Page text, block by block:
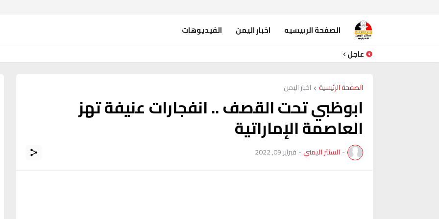
الصفحة الرىيسيه اخبار اليمن
الفيديوهات
عاجل
الصفحة الرئيسية اخبار اليمن
ابوظبي تحت القصف .. انفجارات عنيفة تهز
العاصمة الإماراتية
- السنتر اليمني- فبراير 09, 2022